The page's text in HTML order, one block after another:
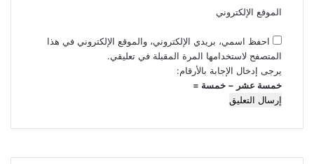
الموقع الإلكتروني
احفظ اسمي، بريدي الإلكتروني، والموقع الإلكتروني في هذا
المتصفح لاستخدامها المرة المقبلة في تعليقي.
يرجى إدخال الإجابة بالأرقام:
خمسة عشر − خمسة =